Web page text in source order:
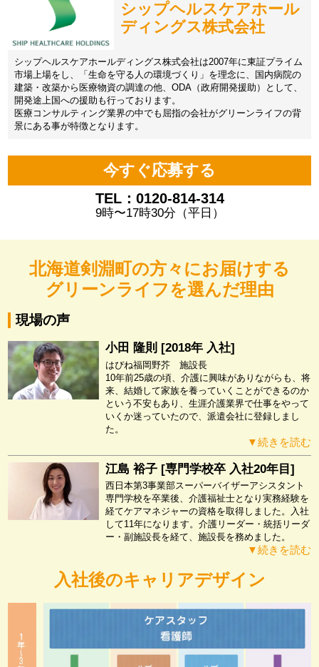
シップヘルスケアホール
ディングス株式会社
シップヘルスケアホールディングス株式会社は2007年に東証プライム
市場上場をし、「生命を守る人の環境づくり」を理念に、国内病院の
建築・改築から医療物資の調達の他、ODA（政府開発援助）として、
開発途上国への援助も行っております。
医療コンサルティング業界の中でも屈指の会社がグリーンライフの背
景にある事が特徴となります。
今すぐ応募する
TEL：0120-814-314
9時〜17時30分（平日）
北海道剣淵町の方々にお届けする
グリーンライフを選んだ理由
現場の声
小田 隆則 [2018年 入社]
はぴね福岡野芥 施設長
10年前25歳の頃、介護に興味がありながらも、将
来、結婚して家族を養っていくことができるのか
という不安もあり、生涯介護業界で仕事をやって
いくか迷っていたので、派遣会社に登録しまし
た。
▼続きを読む
江島 裕子 [専門学校卒 入社20年目]
西日本第3事業部スーパーバイザーアシスタント
専門学校を卒業後、介護福祉士となり実務経験を
経てケアマネジャーの資格を取得しました。入社
して11年になります。介護リーダー・統括リーダ
ー・副施設長を経て、施設長を務めました。
▼続きを読む
入社後のキャリアデザイン